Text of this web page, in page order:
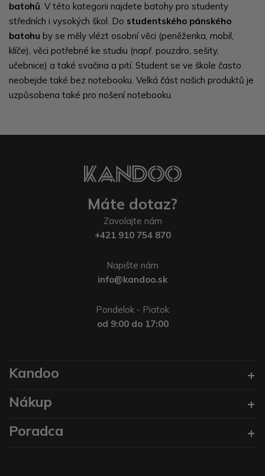
batohů. V této kategorii najdete batohy pro studenty
středních i vysokých škol. Do studentského pánského
batohu by se měly vlézt osobní věci (peněženka, mobil,
klíče), věci potřebné ke studiu (např. pouzdro, sešity,
učebnice) a také svačina a pití. Student se ve škole často
neobejde také bez notebooku. Velká část našich produktů je
uzpůsobena také pro nošení notebooku.
Máte dotaz?
Zavolajte nám
+421 910 754 870
Napište nám
info@kandoo.sk
Pondelok - Piatok
od 9:00 do 17:00
Kandoo
Nákup
Poradca